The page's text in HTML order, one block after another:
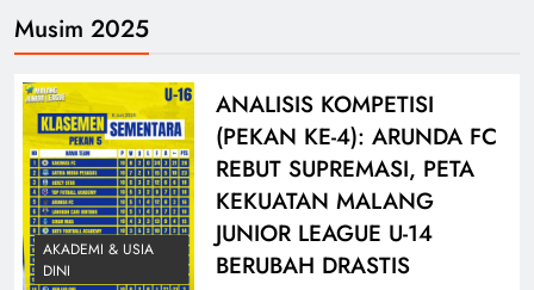
Musim 2025
AKADEMI & USIA
DINI
ANALISIS KOMPETISI
(PEKAN KE-4): ARUNDA FC
REBUT SUPREMASI, PETA
KEKUATAN MALANG
JUNIOR LEAGUE U-14
BERUBAH DRASTIS